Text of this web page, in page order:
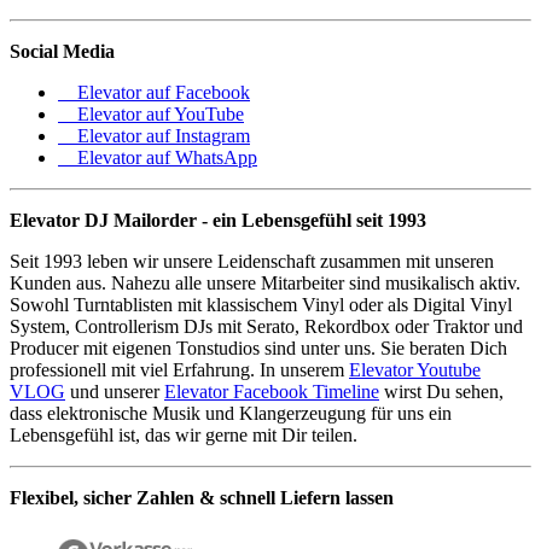
Social Media
Elevator auf Facebook
Elevator auf YouTube
Elevator auf Instagram
Elevator auf WhatsApp
Elevator DJ Mailorder - ein Lebensgefühl seit 1993
Seit 1993 leben wir unsere Leidenschaft zusammen mit unseren
Kunden aus. Nahezu alle unsere Mitarbeiter sind musikalisch aktiv.
Sowohl Turntablisten mit klassischem Vinyl oder als Digital Vinyl
System, Controllerism DJs mit Serato, Rekordbox oder Traktor und
Producer mit eigenen Tonstudios sind unter uns. Sie beraten Dich
professionell mit viel Erfahrung. In unserem Elevator Youtube
VLOG und unsererElevator Facebook Timeline wirst Du sehen,
dass elektronische Musik und Klangerzeugung für uns ein
Lebensgefühl ist, das wir gerne mit Dir teilen.
Flexibel, sicher Zahlen & schnell Liefern lassen